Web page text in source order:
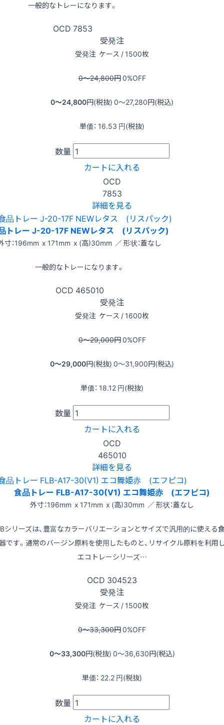
一般的なトレーになります。
OCD 7853
受発注
受発注 ケース / 1500枚
0〜24,800円0%OFF
0〜24,800円(税抜) 0〜27,280円(税込)
単価： 16.53 円(税抜)
数量
カートに入れる
OCD
7853
詳細を見る
トレー J-20-17F NEWレタス (リスパック)
寸：196mm x 171mm x (高)30mm ／ 形状：蓋なし
一般的なトレーになります。
OCD 465010
受発注
受発注 ケース / 1600枚
0〜29,000円0%OFF
0〜29,000円(税抜) 0〜31,900円(税込)
単価： 18.12 円(税抜)
数量
カートに入れる
OCD
465010
詳細を見る
食品トレー FLB-A17-30(V1) エコ舞姫赤 (エフピコ)
外寸：196mm x 171mm x (高)30mm ／ 形状：蓋なし
シリーズは、豊富なカラーバリエーションとサイズで汎用的に使える
です。通常のバージン原料を使用したものと、リサイクル原料を利用
エコトレーシリーズ…
OCD 304523
受発注
受発注 ケース / 1500枚
0〜33,300円0%OFF
0〜33,300円(税抜) 0〜36,630円(税込)
単価： 22.2 円(税抜)
数量
カートに入れる